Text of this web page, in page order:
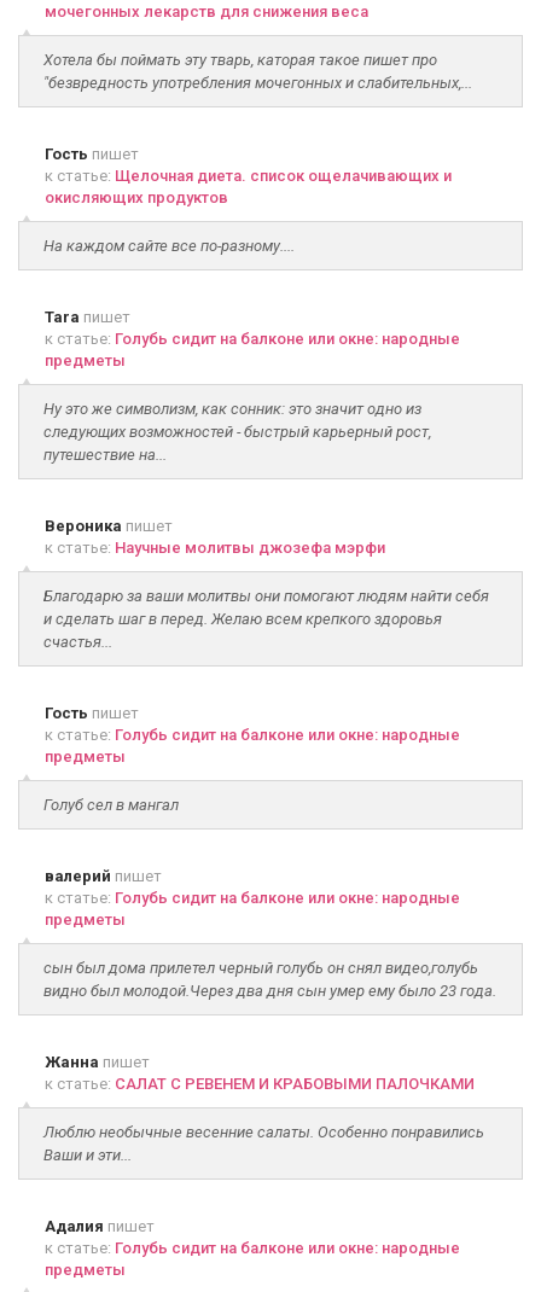
мочегонных лекарств для снижения веса
Хотела бы поймать эту тварь, каторая такое пишет про
"безвредность употребления мочегонных и слабительных,...
Гость пишет
к статье: Щелочная диета. список ощелачивающих и
окисляющих продуктов
На каждом сайте все по-разному....
Tara пишет
к статье: Голубь сидит на балконе или окне: народные
предметы
Ну это же символизм, как сонник: это значит одно из
следующих возможностей - быстрый карьерный рост,
путешествие на...
Вероника пишет
к статье: Научные молитвы джозефа мэрфи
Благодарю за ваши молитвы они помогают людям найти себя
и сделать шаг в перед. Желаю всем крепкого здоровья
счастья...
Гость пишет
к статье: Голубь сидит на балконе или окне: народные
предметы
Голуб сел в мангал
валерий пишет
к статье: Голубь сидит на балконе или окне: народные
предметы
сын был дома прилетел черный голубь он снял видео,голубь
видно был молодой.Через два дня сын умер ему было 23 года.
Жанна пишет
к статье: САЛАТ С РЕВЕНЕМ И КРАБОВЫМИ ПАЛОЧКАМИ
Люблю необычные весенние салаты. Особенно понравились
Ваши и эти...
Адалия пишет
к статье: Голубь сидит на балконе или окне: народные
предметы